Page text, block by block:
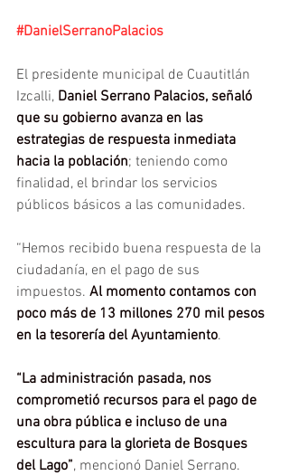
#DanielSerranoPalacios
El presidente municipal de Cuautitlán
Izcalli, Daniel Serrano Palacios, señaló
que su gobierno avanza en las
estrategias de respuesta inmediata
hacia la población; teniendo como
finalidad, el brindar los servicios
públicos básicos a las comunidades.
“Hemos recibido buena respuesta de la
ciudadanía, en el pago de sus
impuestos. Al momento contamos con
poco más de 13 millones 270 mil pesos
en la tesorería del Ayuntamiento.
“La administración pasada, nos
comprometió recursos para el pago de
una obra pública e incluso de una
escultura para la glorieta de Bosques
del Lago”, mencionó Daniel Serrano.